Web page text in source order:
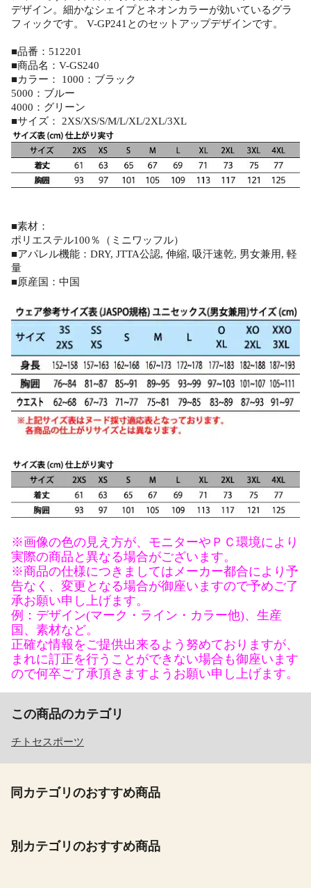
デザイン。細かなシェイプとネオンカラーが効いているグラ
フィックです。 V-GP241とのセットアップデザインです。
■品番：512201
■商品名：V-GS240
■カラー： 1000：ブラック
5000：ブルー
4000：グリーン
■サイズ： 2XS/XS/S/M/L/XL/2XL/3XL
■素材：
ポリエステル100％（ミニワッフル）
■アパレル機能：DRY, JTTA公認, 伸縮, 吸汗速乾, 男女兼用, 軽
量
■原産国：中国
※画像の色の見え方が、モニターやＰＣ環境により
実際の商品と異なる場合がございます。
※商品の仕様につきましてはメーカー都合により予
告なく、変更となる場合が御座いますので予めご了
承お願い申し上げます。
例：デザイン(マーク・ライン・カラー他)、生産
国、素材など。
正確な情報をご提供出来るよう努めておりますが、
まれに訂正を行うことができない場合も御座います
ので何卒ご了承頂きますようお願い申し上げます。
この商品のカテゴリ
チトセスポーツ
同カテゴリのおすすめ商品
別カテゴリのおすすめ商品